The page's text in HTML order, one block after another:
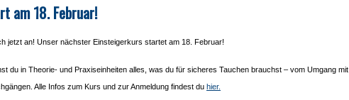
am 18. Februar!
jetzt an! Unser nächster Einsteigerkurs startet am 18. Februar!
du in Theorie- und Praxiseinheiten alles, was du für sicheres Tauchen brauchst – vom Umgang mit
Alle Infos zum Kurs und zur Anmeldung findest du hier.